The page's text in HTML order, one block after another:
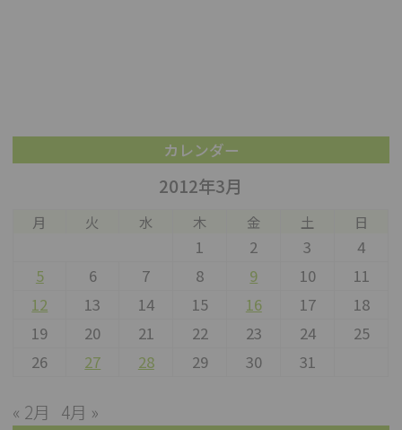
カレンダー
2012年3月
月 火 水 木 金 土 日
1 2 3
4
5
6 7 8 9 10
11
12
13 14 15 16 17
18
19
20 21 22 23 24
25
26
27 28 29 30 31
« 2月 4月 »